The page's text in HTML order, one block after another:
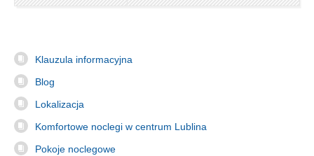
Klauzula informacyjna
Blog
Lokalizacja
Komfortowe noclegi w centrum Lublina
Pokoje noclegowe